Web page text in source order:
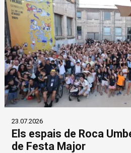
23.07.2026
Els espais de Roca
de Festa Major